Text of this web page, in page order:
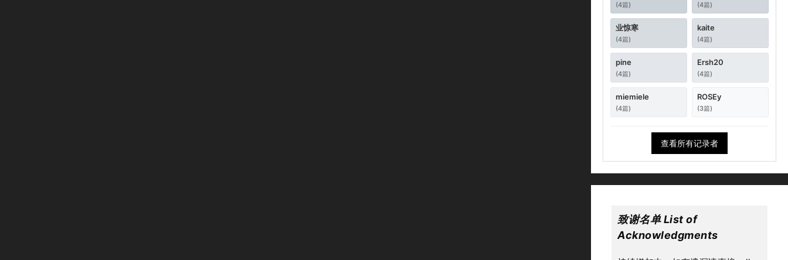
(4篇) (4篇)
业惊寒
(4篇)
kaite
(4篇)
pine
(4篇)
Ersh20
(4篇)
miemiele
(4篇)
ROSEy
(3篇)
查看所有记录者
致谢名单 List of
Acknowledgments